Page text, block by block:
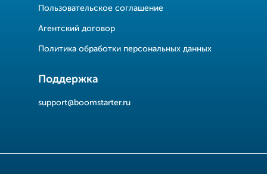
Пользовательское соглашение
Агентский договор
Политика обработки персональных данных
Поддержка
support@boomstarter.ru